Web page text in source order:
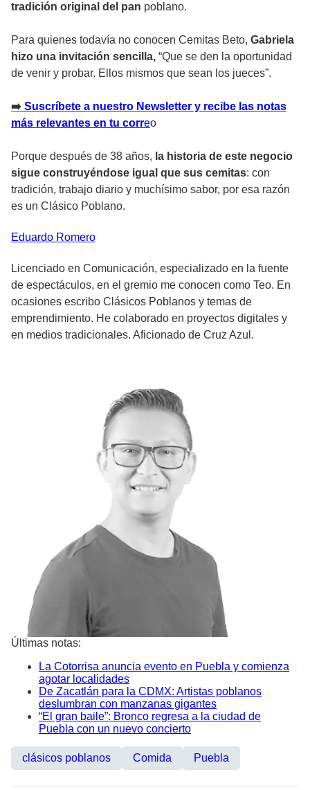
tradición original del pan poblano.
Para quienes todavía no conocen Cemitas Beto, Gabriela
hizo una invitación sencilla, “Que se den la oportunidad
de venir y probar. Ellos mismos que sean los jueces”.
➡ ️ Suscríbete a nuestro Newsletter y recibe las notas
más relevantes en tu correo
Porque después de 38 años, la historia de este negocio
sigue construyéndose igual que sus cemitas: con
tradición, trabajo diario y muchísimo sabor, por esa razón
es un Clásico Poblano.
Eduardo Romero
Licenciado en Comunicación, especializado en la fuente
de espectáculos, en el gremio me conocen como Teo. En
ocasiones escribo Clásicos Poblanos y temas de
emprendimiento. He colaborado en proyectos digitales y
en medios tradicionales. Aficionado de Cruz Azul.
Últimas notas:
La Cotorrisa anuncia evento en Puebla y comienza
agotar localidades
De Zacatlán para la CDMX: Artistas poblanos
deslumbran con manzanas gigantes
“El gran baile”: Bronco regresa a la ciudad de
Puebla con un nuevo concierto
clásicos poblanos Comida Puebla